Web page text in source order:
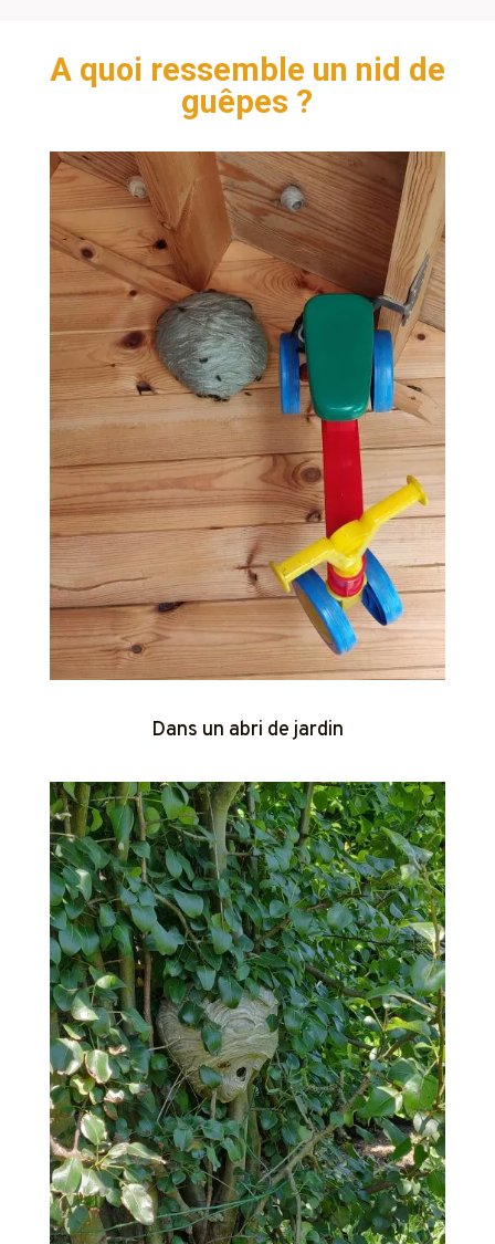
A quoi ressemble un nid de
guêpes ?
Dans un abri de jardin